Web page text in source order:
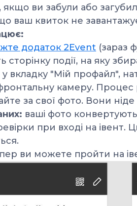
якщо ви забули або
ваш квиток не
додаток 2Event (зараз
сторінку події, на яку
у вкладку "Мій профайл",
камеру. Процес
за свої фото. Вони
ваші фото
при вході на івент.
ви можете пройти на